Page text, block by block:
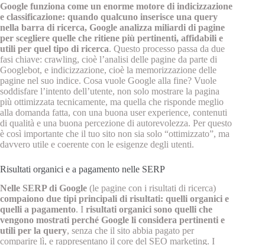
Google funziona come un enorme motore di indicizzazione
e classificazione: quando qualcuno inserisce una query
nella barra di ricerca, Google analizza miliardi di pagine
per scegliere quelle che ritiene più pertinenti, affidabili e
utili per quel tipo di ricerca. Questo processo passa da due
fasi chiave: crawling, cioè l’analisi delle pagine da parte di
Googlebot, e indicizzazione, cioè la memorizzazione delle
pagine nel suo indice. Cosa vuole Google alla fine? Vuole
soddisfare l’intento dell’utente, non solo mostrare la pagina
più ottimizzata tecnicamente, ma quella che risponde meglio
alla domanda fatta, con una buona user experience, contenuti
di qualità e una buona percezione di autorevolezza. Per questo
è così importante che il tuo sito non sia solo “ottimizzato”, ma
davvero utile e coerente con le esigenze degli utenti.
Risultati organici e a pagamento nelle SERP
Nelle SERP di Google (le pagine con i risultati di ricerca)
compaiono due tipi principali di risultati: quelli organici e
quelli a pagamento. I risultati organici sono quelli che
vengono mostrati perché Google li considera pertinenti e
utili per la query, senza che il sito abbia pagato per
comparire lì, e rappresentano il core del SEO marketing. I